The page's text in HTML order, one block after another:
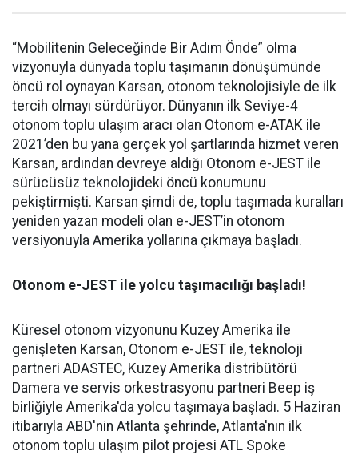
“Mobilitenin Geleceğinde Bir Adım Önde” olma
vizyonuyla dünyada toplu taşımanın dönüşümünde
öncü rol oynayan Karsan, otonom teknolojisiyle de ilk
tercih olmayı sürdürüyor. Dünyanın ilk Seviye-4
otonom toplu ulaşım aracı olan Otonom e-ATAK ile
2021’den bu yana gerçek yol şartlarında hizmet veren
Karsan, ardından devreye aldığı Otonom e-JEST ile
sürücüsüz teknolojideki öncü konumunu
pekiştirmişti. Karsan şimdi de, toplu taşımada kuralları
yeniden yazan modeli olan e-JEST’in otonom
versiyonuyla Amerika yollarına çıkmaya başladı.
Otonom e-JEST ile yolcu taşımacılığı başladı!
Küresel otonom vizyonunu Kuzey Amerika ile
genişleten Karsan, Otonom e-JEST ile, teknoloji
partneri ADASTEC, Kuzey Amerika distribütörü
Damera ve servis orkestrasyonu partneri Beep iş
birliğiyle Amerika'da yolcu taşımaya başladı. 5 Haziran
itibarıyla ABD'nin Atlanta şehrinde, Atlanta'nın ilk
otonom toplu ulaşım pilot projesi ATL Spoke